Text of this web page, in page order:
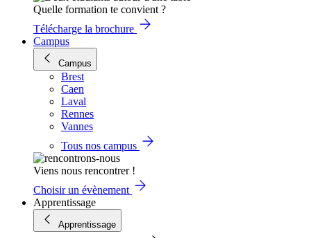
Quelle formation te convient ?
Télécharge la brochure
Campus
Campus
Brest
Caen
Laval
Rennes
Vannes
Tous nos campus
Viens nous rencontrer !
Choisir un évènement
Apprentissage
Apprentissage